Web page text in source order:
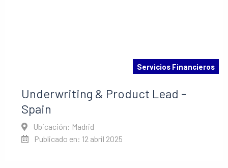
Servicios Financieros
Underwriting & Product Lead -
Spain
Ubicación: Madrid
Publicado en: 12 abril 2025